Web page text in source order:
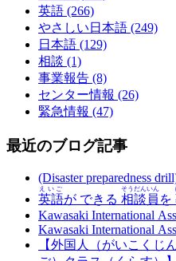
英語 (266)
やさしい日本語 (249)
日本語 (129)
相談 (1)
事業報告 (8)
センター情報 (26)
緊急情報 (47)
最近のブログ記事
(Disaster preparedness
英語
えいご
が できる 相談員
そうだんいん
を
Kawasaki International
Kawasaki International
【外国人（がいこくじ